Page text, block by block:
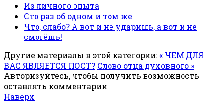
Из личного опыта
Сто раз об одном и том же
Что, слабо? А вот и не ударишь, а вот и не
смогёшь!
Другие материалы в этой категории:« ЧЕМ ДЛЯ
ВАС ЯВЛЯЕТСЯ ПОСТ? Слово отца духовного »
Авторизуйтесь, чтобы получить возможность
оставлять комментарии
Наверх